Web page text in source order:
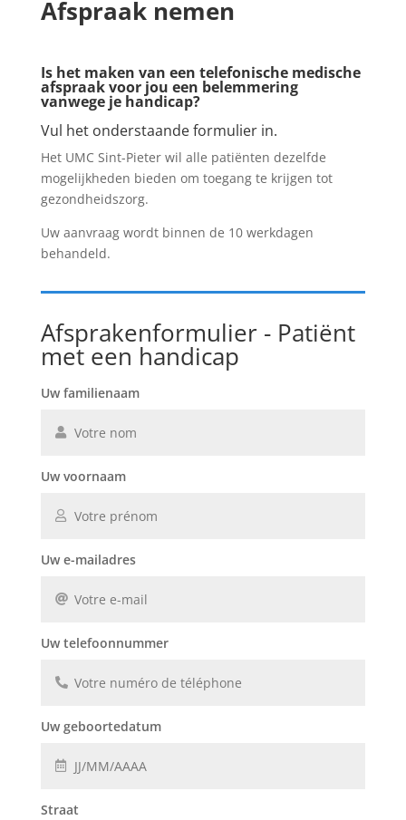
Afspraak nemen
Is het maken van een telefonische medische
afspraak voor jou een belemmering
vanwege je handicap?
Vul het onderstaande formulier in.
Het UMC Sint-Pieter wil alle patiënten dezelfde
mogelijkheden bieden om toegang te krijgen tot
gezondheidszorg.
Uw aanvraag wordt binnen de 10 werkdagen
behandeld.
Afsprakenformulier - Patiënt
met een handicap
Uw familienaam
Uw voornaam
Uw e-mailadres
Uw telefoonnummer
Uw geboortedatum
Straat